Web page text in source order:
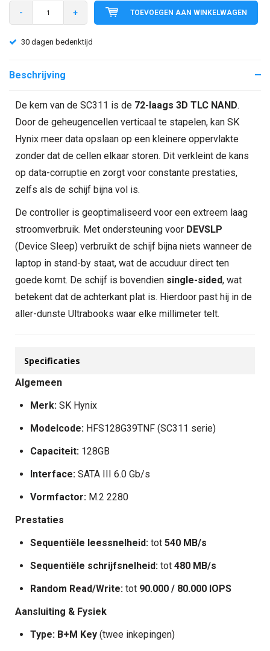
- + TOEVOEGEN AAN WINKELWAGEN
Beschrijving
De kern van de SC311 is de 72-laags 3D TLC NAND.
Door de geheugencellen verticaal te stapelen, kan SK
Hynix meer data opslaan op een kleinere oppervlakte
zonder dat de cellen elkaar storen. Dit verkleint de kans
op data-corruptie en zorgt voor constante prestaties,
zelfs als de schijf bijna vol is.
De controller is geoptimaliseerd voor een extreem laag
stroomverbruik. Met ondersteuning voor DEVSLP
(Device Sleep) verbruikt de schijf bijna niets wanneer de
laptop in stand-by staat, wat de accuduur direct ten
goede komt. De schijf is bovendien single-sided, wat
betekent dat de achterkant plat is. Hierdoor past hij in de
aller-dunste Ultrabooks waar elke millimeter telt.
Specificaties
Algemeen
Merk: SK Hynix
Modelcode: HFS128G39TNF (SC311 serie)
Capaciteit: 128GB
Interface: SATA III 6.0 Gb/s
Vormfactor: M.2 2280
Prestaties
Sequentiële leessnelheid: tot 540 MB/s
Sequentiële schrijfsnelheid: tot 480 MB/s
Random Read/Write: tot 90.000 / 80.000 IOPS
Aansluiting & Fysiek
Type: B+M Key (twee inkepingen)